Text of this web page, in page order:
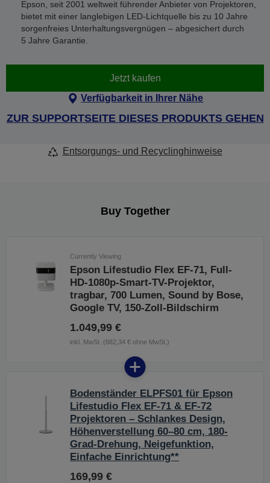
Epson, seit 2001 weltweit führender Anbieter von Projektoren,
bietet mit einer langlebigen LED-Lichtquelle bis zu 10 Jahre
sorgenfreies Unterhaltungsvergnügen – abgesichert durch
5 Jahre Garantie.
Jetzt kaufen
Verfügbarkeit in Ihrer Nähe
ZUR SUPPORTSEITE DIESES PRODUKTS GEHEN
Entsorgungs- und Recyclinghinweise
Buy Together
Currently Viewing
Epson Lifestudio Flex EF-71, Full-
HD-1080p-Smart-TV-Projektor,
tragbar, 700 Lumen, Sound by Bose,
Google TV, 150-Zoll-Bildschirm
1.049,99 €
inkl. MwSt. (882,34 € ohne MwSt.)
Bodenständer ELPFS01 für Epson
Lifestudio Flex EF-71 & EF-72
Projektoren – Schlankes Design,
Höhenverstellung 60–80 cm, 180-
Grad-Drehung, Neigefunktion,
Einfache Einrichtung**
169,99 €